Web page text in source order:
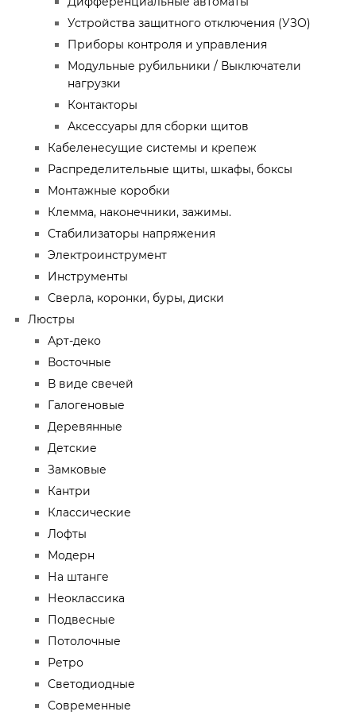
Устройства защитного отключения (УЗО)
Приборы контроля и управления
Модульные рубильники / Выключатели
нагрузки
Контакторы
Аксессуары для сборки щитов
Кабеленесущие системы и крепеж
Распределительные щиты, шкафы, боксы
Монтажные коробки
Клемма, наконечники, зажимы.
Стабилизаторы напряжения
Электроинструмент
Инструменты
Сверла, коронки, буры, диски
Люстры
Арт-деко
Восточные
В виде свечей
Галогеновые
Деревянные
Детские
Замковые
Кантри
Классические
Лофты
Модерн
На штанге
Неоклассика
Подвесные
Потолочные
Ретро
Светодиодные
Современные